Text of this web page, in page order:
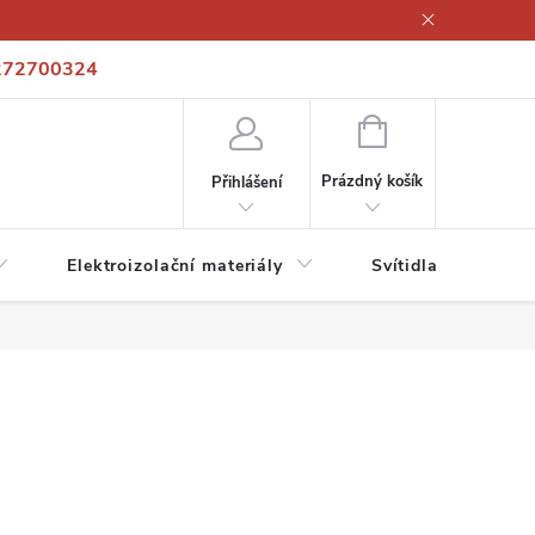
podmínky
Přihlášení
NÁKUPNÍ
Prázdný košík
Elektroizolační materiály Svítidla a zdroje